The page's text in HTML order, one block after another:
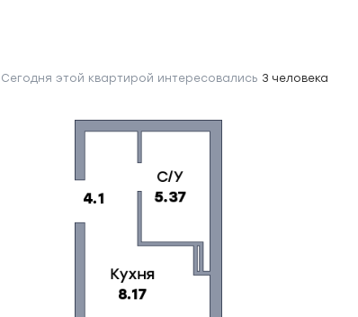
Сегодня этой квартирой интересовались 3 человека